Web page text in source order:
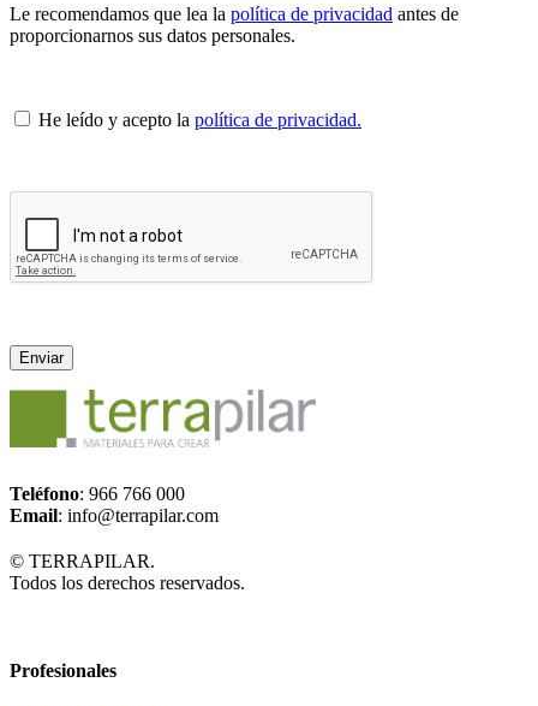
Le recomendamos que lea la política de privacidad antes de
proporcionarnos sus datos personales.
He leído y acepto la política de privacidad.
Teléfono: 966 766 000
Email: info@terrapilar.com
© TERRAPILAR.
Todos los derechos reservados.
Profesionales